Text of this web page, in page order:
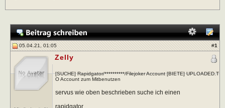
05.04.21, 01:05 #1
Zelly
[SUCHE] Rapidgator/**********/Filejoker Account [BIETE] UPLOADED.T
O Account zum Mitbenutzen
servus wie oben beschrieben suche ich einen
rapidgator